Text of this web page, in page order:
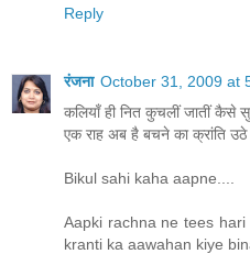
Reply
रंजना October 31, 2009 at
कलियाँ ही नित कुचलीं जातीं कैसे
एक राह अब है बचने का क्रांति
Bikul sahi kaha aapne....
Aapki rachna ne tees
kranti ka aawahan kiye